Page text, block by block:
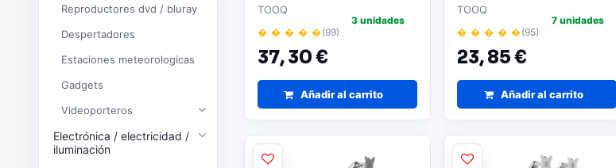
Reproductores dvd / bluray
Despertadores
Estaciones meteorologicas
Gadgets
Videoporteros
Electrónica / electricidad /
iluminación
TOOQ
� � � � �(99)
37,30 €
3 unidades
Añadir al carrito
TOOQ
� � � � �(95)
23,85 €
7 unidades
Añadir al carrito